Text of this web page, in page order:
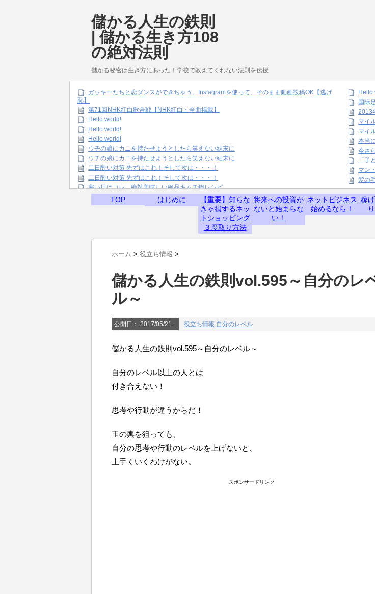
儲かる人生の鉄則
| 儲かる生き方108
の絶対法則
儲かる秘密は生き方にあった！学校で教えてくれない法則を伝授
ガッキーたちと恋ダンスができちゃう。Instagramを使って、そのまま動画投稿OK【逃げ
恥】
第71回NHK紅白歌合戦【NHK紅白・全曲掲載】
Hello world!
Hello world!
Hello world!
ウチの娘にカニを持たせようとしたら笑えない結末に
ウチの娘にカニを持たせようとしたら笑えない結末に
二日酔い対策 先ずはこれ！そして次は・・・！
二日酔い対策 先ずはこれ！そして次は・・・！
寒い日はコレ。絶対美味しい絶品キムチ鍋レシピ
Powered by livedoor 相互RSS
Hello
国际
2013
マイ
マイ
本当
今さ
「子
マン
髪の
TOP はじめに
【重要】知らな
きゃ損するネッ
トショッピング
３度取り方法
将来への投資が
ないと始まらな
い！
ネットビジネス
始めるなら！
稼
ホーム > 役立ち情報 >
儲かる人生の鉄則vol.595～自分のレ
ル～
公開日： 2017/05/21 : 役立ち情報 自分のレベル
儲かる人生の鉄則vol.595～自分のレベル～
自分のレベル以上の人とは
付き合えない！
思考や行動が違うからだ！
玉の輿を狙っても、
自分の思考や行動のレベルを上げないと、
上手くいくわけがない。
スポンサードリンク